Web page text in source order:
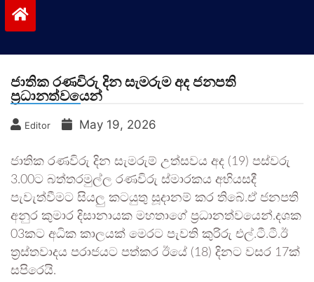
ජාතික රණවිරු දින සැමරුම අද ජනපති
ප්‍රධානත්වයෙන්
Editor May 19, 2026
ජාතික රණවිරු දින සැමරුම් උත්සවය අද (19) පස්වරු
3.00ට බත්තරමුල්ල රණවිරු ස්මාරකය අභියසදී
පැවැත්වීමට සියලු කටයුතු සූදානම් කර තිබේ.ඒ ජනපති
අනුර කුමාර දිසානායක මහතාගේ ප්‍රධානත්වයෙන්.‍දශක
03කට අධික කාලයක් මෙරට පැවති කුරිරු එල්.ටී.ටී.ඊ
ත්‍රස්තවාදය පරාජයට පත්කර ඊයේ (18) දිනට වසර 17ක්
සපිරෙයි.